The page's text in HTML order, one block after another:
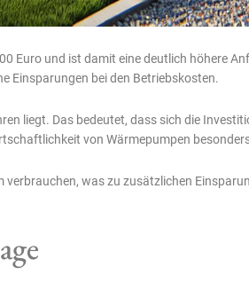
Euro und ist damit eine deutlich höhere
Einsparungen bei den Betriebskosten.
liegt. Das bedeutet, dass sich die
von Wärmepumpen
was zu zusätzlichen